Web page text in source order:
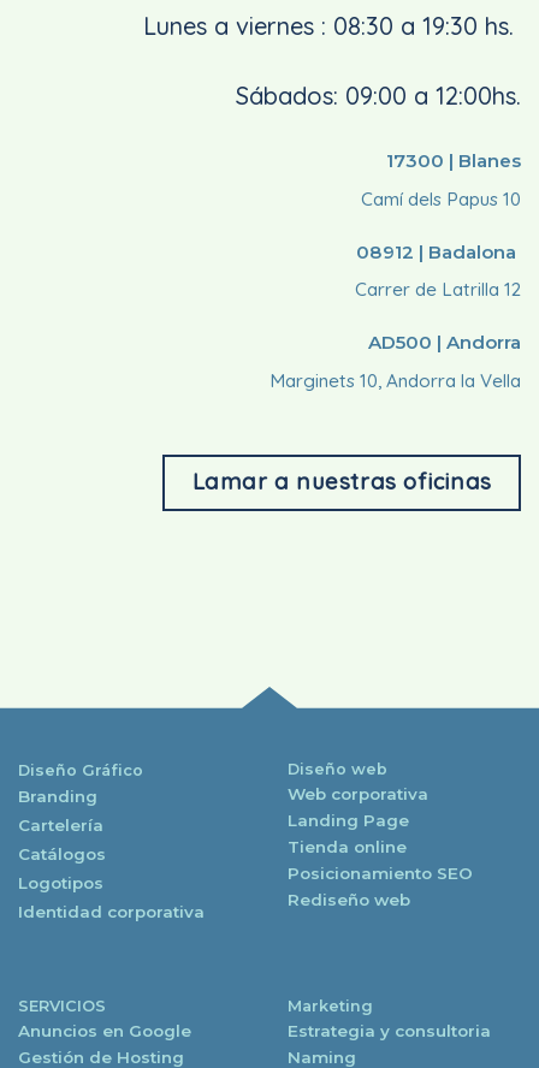
Lunes a viernes : 08:30 a 19:30 hs.
Sábados: 09:00 a 12:00hs.
17300 | Blanes
Camí dels Papus 10
08912 | Badalona
Carrer de Latrilla 12
AD500 | Andorra
Marginets 10, Andorra la Vella
Lamar a nuestras oficinas
Diseño Gráfico
Branding
Cartelería
Catálogos
Logotipos
Identidad corporativa
Diseño web
Web corporativa
Landing Page
Tienda online
Posicionamiento SEO
Rediseño web
SERVICIOS
Anuncios en Google
Gestión de Hosting
Marketing
Estrategia y consultoria
Naming